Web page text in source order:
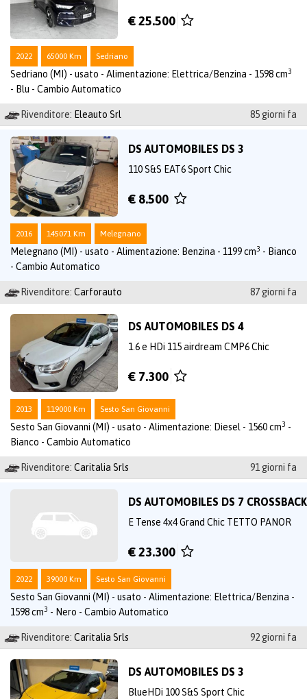
€ 25.500
2022 65000 Km Sedriano
Sedriano (MI) - usato - Alimentazione: Elettrica/Benzina - 1598 cm3
- Blu - Cambio Automatico
Rivenditore: Eleauto Srl 85 giorni fa
DS AUTOMOBILES DS 3
110 S&S EAT6 Sport Chic
€ 8.500
2016 145071 Km Melegnano
Melegnano (MI) - usato - Alimentazione: Benzina - 1199 cm3 - Bianco
- Cambio Automatico
Rivenditore: Carforauto 87 giorni fa
DS AUTOMOBILES DS 4
1.6 e HDi 115 airdream CMP6 Chic
€ 7.300
2013 119000 Km Sesto San Giovanni
Sesto San Giovanni (MI) - usato - Alimentazione: Diesel - 1560 cm3 -
Bianco - Cambio Automatico
Rivenditore: Caritalia Srls 91 giorni fa
DS AUTOMOBILES DS 7 CROSSBACK
E Tense 4x4 Grand Chic TETTO PANOR
€ 23.300
2022 39000 Km Sesto San Giovanni
Sesto San Giovanni (MI) - usato - Alimentazione: Elettrica/Benzina -
1598 cm3 - Nero - Cambio Automatico
Rivenditore: Caritalia Srls 92 giorni fa
DS AUTOMOBILES DS 3
BlueHDi 100 S&S Sport Chic